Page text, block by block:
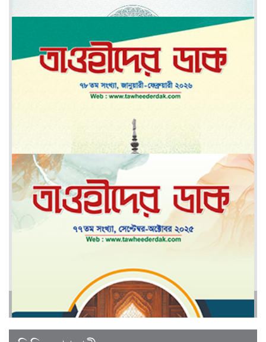
মার্চ-এপ্রিল ২০২৬
জানুয়ারী-ফেব্রুয়ারী ২০২৬
আরও